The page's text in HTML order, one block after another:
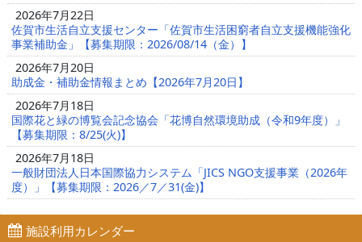
2026年7月22日
佐賀市生活自立支援センター「佐賀市生活困窮者自立支援機能強化
事業補助金」【募集期限：2026/08/14（金）】
2026年7月20日
助成金・補助金情報まとめ【2026年7月20日】
2026年7月18日
国際花と緑の博覧会記念協会「花博自然環境助成（令和9年度）」
【募集期限：8/25(火)】
2026年7月18日
一般財団法人日本国際協力システム「JICS NGO支援事業（2026年
度）」【募集期限：2026／7／31(金)】
施設利用カレンダー